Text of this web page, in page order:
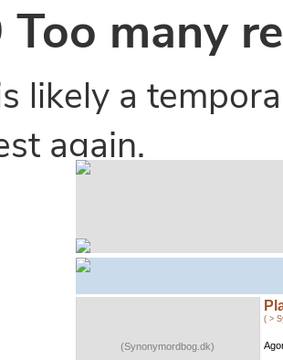
(Synonymordbog.dk)
( >